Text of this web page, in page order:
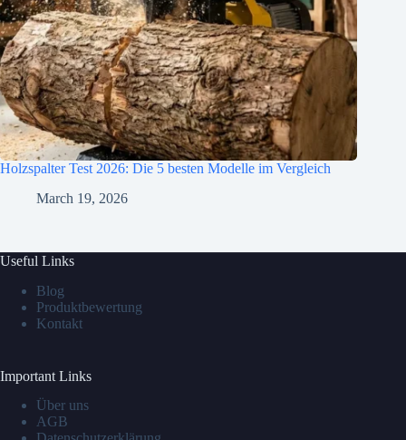
Holzspalter Test 2026: Die 5 besten Modelle im Vergleich
March 19, 2026
Useful Links
Blog
Produktbewertung
Kontakt
Important Links
Über uns
AGB